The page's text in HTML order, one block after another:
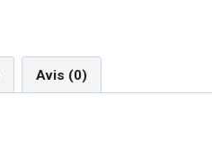
Avis (0)